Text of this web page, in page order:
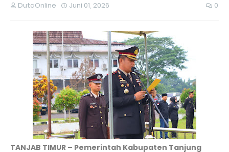
DutaOnline Juni 01, 2026 0
TANJAB TIMUR – Pemerintah Kabupaten Tanjung